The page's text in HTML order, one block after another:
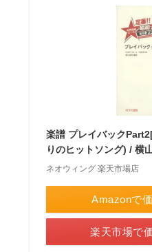
楽譜 プレイバック
りのヒットソング) / 横
ネオウィング 楽天市場店
Amazonで
楽天市場で